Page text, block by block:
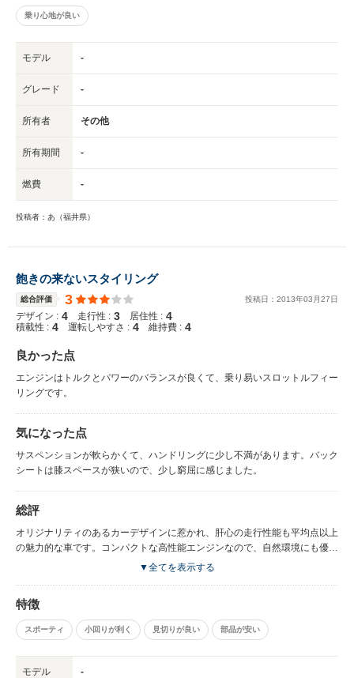
乗り心地が良い
モデル -
グレード -
所有者 その他
所有期間 -
燃費 -
投稿者：あ（福井県）
飽きの来ないスタイリング
総合評価 3 投稿日： 2013年03 月27日
デザイン : 4 走行性 : 3 居住性 : 4
積載性 : 4 運転しやすさ : 4 維持費 : 4
良かった点
エンジンはトルクとパワーのバランスが良くて、乗り易いスロットルフィー
リングです。
気になった点
サスペンションが軟らかくて、ハンドリングに少し不満があります。バック
シートは膝スペースが狭いので、少し窮屈に感じました。
総評
オリジナリティのあるカーデザインに惹かれ、肝心の走行性能も平均点以上
の魅力的な車です。コンパクトな高性能エンジンなので、自然環境にも優し
▼全てを表示する
特徴
スポーティ 小回りが利く 見切りが良い 部品が安い
モデル -